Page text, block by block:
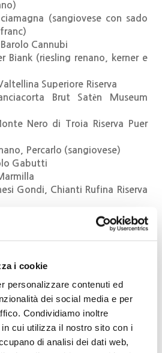
i cookie
personalizzare contenuti ed
dei social media e per
Condividiamo inoltre
cui utilizza il nostro sito con i
di analisi dei dati web,
(sangiovese con sado
Cannubi
Biank (riesling renano, kerner e
Superiore Riserva
Brut Satèn Museum
Nero di Troia Riserva Puer
Percarlo (sangiovese)
Gabutti
Gondi, Chianti Rufina Riserva
Cannubi
Sagrantino di Montefalco
Amarone della Valpolicella
di Dolceacqua Bricco Arcagna
Riserva Diacono Gerardo
Sauvignon Ronco delle Mele